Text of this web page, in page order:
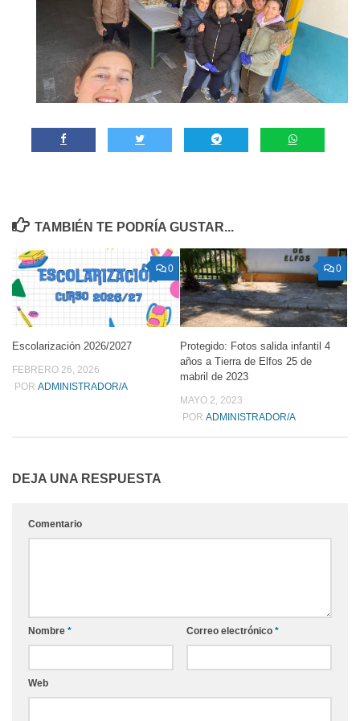
TAMBIÉN TE PODRÍA GUSTAR...
0
Escolarización 2026/2027
FEBRERO 26, 2026
POR ADMINISTRADOR/A
0
Protegido: Fotos salida infantil 4
años a Tierra de Elfos 25 de
mabril de 2023
MAYO 2, 2023
POR ADMINISTRADOR/A
DEJA UNA RESPUESTA
Comentario
Nombre * Correo electrónico *
Web